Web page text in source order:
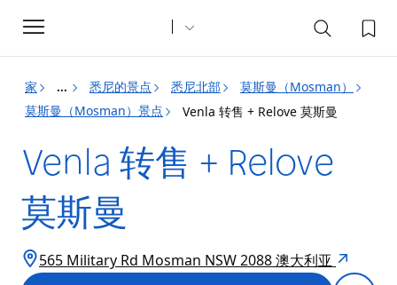
Toggle
navigation
家 ... 悉尼的景点 悉尼北部
莫斯曼（Mosman）
莫斯曼（Mosman）景点
Venla 转售 + Relove 莫斯曼
Venla 转售 + Relove
莫斯曼
565 Military Rd Mosman NSW 2088 澳大利亚